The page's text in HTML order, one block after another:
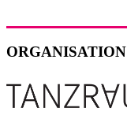
ORGANISATION